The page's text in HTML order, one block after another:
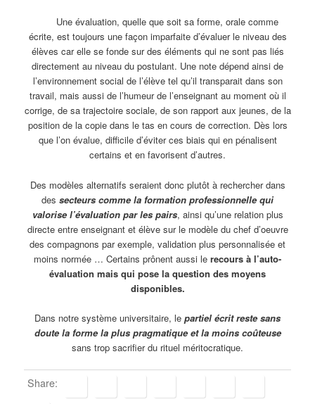
Une évaluation, quelle que soit sa forme, orale comme
écrite, est toujours une façon imparfaite d’évaluer le niveau des
élèves car elle se fonde sur des éléments qui ne sont pas liés
directement au niveau du postulant. Une note dépend ainsi de
l’environnement social de l’élève tel qu’il transparait dans son
travail, mais aussi de l’humeur de l’enseignant au moment où il
corrige, de sa trajectoire sociale, de son rapport aux jeunes, de la
position de la copie dans le tas en cours de correction. Dès lors
que l’on évalue, difficile d’éviter ces biais qui en pénalisent
certains et en favorisent d’autres.
Des modèles alternatifs seraient donc plutôt à rechercher dans
des secteurs comme la formation professionnelle qui
valorise l’évaluation par les pairs, ainsi qu’une relation plus
directe entre enseignant et élève sur le modèle du chef d’oeuvre
des compagnons par exemple, validation plus personnalisée et
moins normée … Certains prônent aussi le recours à l’auto-
évaluation mais qui pose la question des moyens
disponibles.
Dans notre système universitaire, le partiel écrit reste sans
doute la forme la plus pragmatique et la moins coûteuse
sans trop sacrifier du rituel méritocratique.
Share: